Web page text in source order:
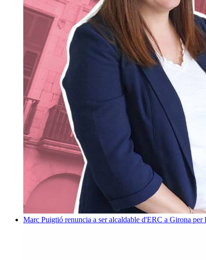
Marc Puigtió renuncia a ser alcaldable d'ERC a Girona